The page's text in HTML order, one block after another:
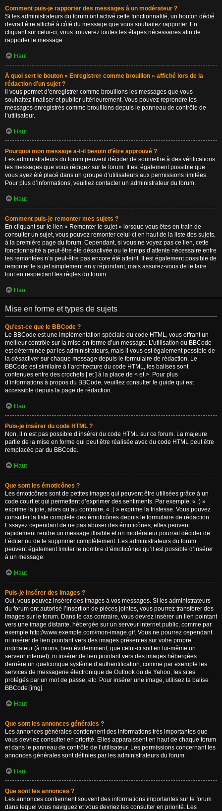
Comment puis-je rapporter des messages à un modérateur ?
Si les administrateurs du forum ont activé cette fonctionnalité, un bouton dédié
devrait être affiché à côté du message que vous souhaitez rapporter. En
cliquant sur celui-ci, vous trouverez toutes les étapes nécessaires afin de
rapporter le message.
Haut
À quoi sert le bouton « Enregistrer comme brouillon » affiché lors de la
rédaction d’un sujet ?
Il vous permet d’enregistrer comme brouillons les messages que vous
souhaitez finaliser et publier ultérieurement. Vous pouvez reprendre les
messages enregistrés comme brouillons depuis le panneau de contrôle de
l’utilisateur.
Haut
Pourquoi mon message a-t-il besoin d’être approuvé ?
Les administrateurs du forum peuvent décider de soumettre à des vérifications
les messages que vous rédigez sur le forum. Il est également possible que
vous ayez été placé dans un groupe d’utilisateurs aux permissions limitées.
Pour plus d’informations, veuillez contacter un administrateur du forum.
Haut
Comment puis-je remonter mes sujets ?
En cliquant sur le lien « Remonter le sujet » lorsque vous êtes en train de
consulter un sujet, vous pouvez remonter celui-ci en haut de la liste des sujets,
à la première page du forum. Cependant, si vous ne voyez pas ce lien, cette
fonctionnalité a peut-être été désactivée ou le temps d’attente nécessaire entre
les remontées n’a peut-être pas encore été atteint. Il est également possible de
remonter le sujet simplement en y répondant, mais assurez-vous de le faire
tout en respectant les règles du forum.
Haut
Mise en forme et types de sujets
Qu’est-ce que le BBCode ?
Le BBCode est une implémentation spéciale du code HTML, vous offrant un
meilleur contrôle sur la mise en forme d’un message. L’utilisation du BBCode
est déterminée par les administrateurs, mais il vous est également possible de
la désactiver sur chaque message depuis le formulaire de rédaction. Le
BBCode est similaire à l’architecture du code HTML, les balises sont
contenues entre des crochets [ et ] à la place de < et >. Pour plus
d’informations à propos du BBCode, veuillez consulter le guide qui est
accessible depuis la page de rédaction.
Haut
Puis-je insérer du code HTML ?
Non, il n’est pas possible d’insérer du code HTML sur ce forum. La majeure
partie de la mise en forme qui peut être réalisée avec du code HTML peut être
remplacée par du BBCode.
Haut
Que sont les émoticônes ?
Les émoticônes sont de petites images qui peuvent être utilisées grâce à un
code court et qui permettent d’exprimer des sentiments. Par exemple, « :) »
exprime la joie, alors qu’au contraire, « :( » exprime la tristesse. Vous pouvez
consulter la liste complète des émoticônes depuis le formulaire de rédaction.
Essayez cependant de ne pas abuser des émoticônes, elles peuvent
rapidement rendre un message illisible et un modérateur pourrait décider de
l’éditer ou de le supprimer complètement. Les administrateurs du forum
peuvent également limiter le nombre d’émoticônes qu’il est possible d’insérer
à un message.
Haut
Puis-je insérer des images ?
Oui, vous pouvez insérer des images à vos messages. Si les administrateurs
du forum ont autorisé l’insertion de pièces jointes, vous pourrez transférer des
images sur le forum. Dans le cas contraire, vous devrez insérer un lien pointant
vers une image distante, hébergée sur un serveur internet public, comme par
exemple http://www.exemple.com/mon-image.gif. Vous ne pourrez cependant
ni insérer de lien pointant vers des images présentes sur votre propre
ordinateur (à moins, bien évidemment, que celui-ci soit en lui-même un
serveur internet), ni insérer de lien pointant vers des images hébergées
derrière un quelconque système d’authentification, comme par exemple les
services de messagerie électronique de Outlook ou de Yahoo, les sites
protégés par un mot de passe, etc. Pour insérer une image, utilisez la balise
BBCode [img].
Haut
Que sont les annonces générales ?
Les annonces générales contiennent des informations très importantes que
vous devriez consulter en priorité. Elles apparaissent en haut de chaque forum
et dans le panneau de contrôle de l’utilisateur. Les permissions concernant les
annonces générales sont définies par les administrateurs du forum.
Haut
Que sont les annonces ?
Les annonces contiennent souvent des informations importantes sur le forum
dans lequel vous naviguez et vous devriez les consulter en priorité. Les